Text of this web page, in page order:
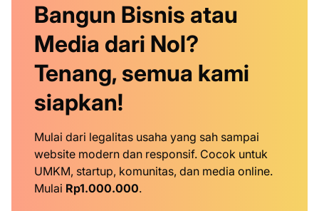
Bangun Bisnis atau
Media dari Nol?
Tenang, semua kami
siapkan!
Mulai dari legalitas usaha yang sah sampai
website modern dan responsif. Cocok untuk
UMKM, startup, komunitas, dan media online.
Mulai Rp1.000.000.